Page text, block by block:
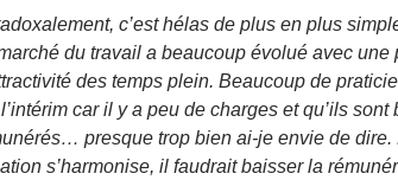
c’est hélas de plus en plus
du travail a beaucoup évolué avec une
des temps plein. Beaucoup de
car il y a peu de charges et qu’ils sont
presque trop bien ai-je envie de dire.
s’harmonise, il faudrait baisser la